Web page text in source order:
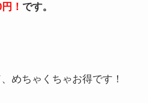
！ です。
めちゃくちゃお得です！